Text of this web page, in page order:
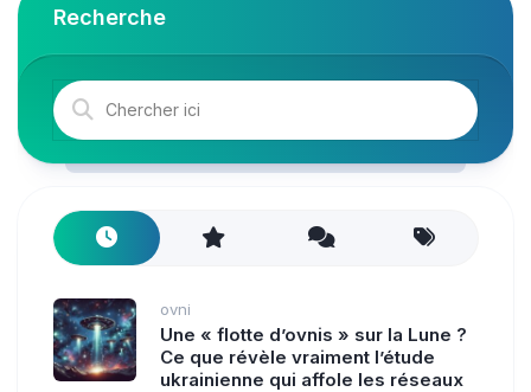
Recherche
ovni
Une « flotte d’ovnis » sur la Lune ?
Ce que révèle vraiment l’étude
ukrainienne qui affole les réseaux